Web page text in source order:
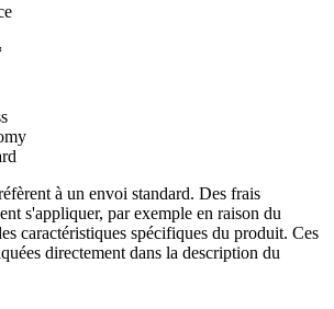
à un envoi standard. Des frais
s'appliquer, par exemple en raison du
caractéristiques spécifiques du produit. Ces
directement dans la description du